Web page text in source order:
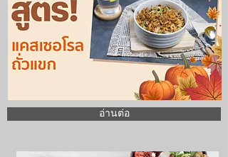
อ่านต่อ